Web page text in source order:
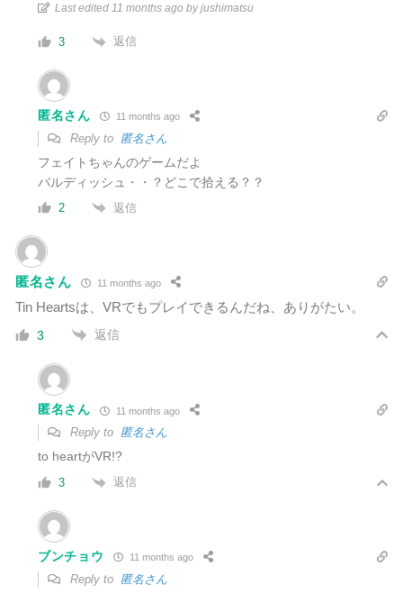
Last edited 11 months ago by jushimatsu
3 返信
匿名さん 11 months ago
Reply to 匿名さん
フェイトちゃんのゲームだよ
バルディッシュ・・？どこで拾える？？
2 返信
匿名さん 11 months ago
Tin Heartsは、VRでもプレイできるんだね、ありがたい。
3 返信
匿名さん 11 months ago
Reply to 匿名さん
to heartがVR!?
3 返信
ブンチョウ 11 months ago
Reply to 匿名さん